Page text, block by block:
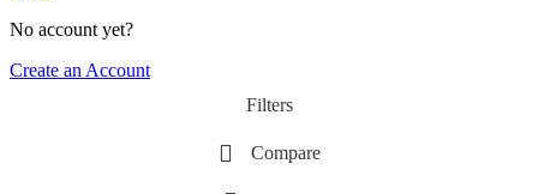
No account yet?
Create an Account
Filters
Compare